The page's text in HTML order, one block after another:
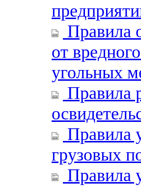
Правила
от
угольных
Правила
Правила
грузовых
Правила